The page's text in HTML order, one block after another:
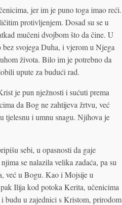
jer im je puno toga imao reći.
protivljenjem. Dosad su se u
mučeni dvojbom što da čine. U
svojega Duha, i vjerom u Njega
života. Bilo im je potrebno da
upute za budući rad.
je pun nježnosti i sućuti prema
da Bog ne zahtijeva žrtvu, već
tjelesnu i umnu snagu. Njihova je
sebi, u opasnosti da gaje
se nalazila velika zadaća, pa su
već u Bogu. Kao i Mojsije u
Ilija kod potoka Kerita, učenicima
budu u zajednici s Kristom, prirodom